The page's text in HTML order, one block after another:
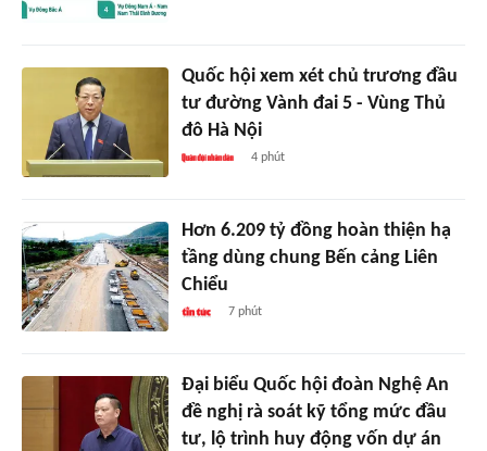
Quốc hội xem xét chủ trương đầu
tư đường Vành đai 5 - Vùng Thủ
đô Hà Nội
4 phút
Hơn 6.209 tỷ đồng hoàn thiện hạ
tầng dùng chung Bến cảng Liên
Chiểu
7 phút
Đại biểu Quốc hội đoàn Nghệ An
đề nghị rà soát kỹ tổng mức đầu
tư, lộ trình huy động vốn dự án